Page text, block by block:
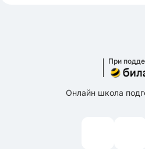
При
Онлайн школа